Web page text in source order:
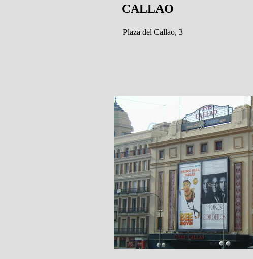
CALLAO
Plaza del Callao, 3